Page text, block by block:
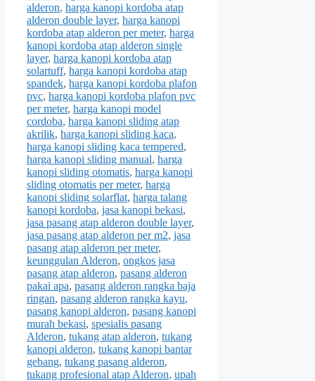
alderon, harga kanopi kordoba atap
alderon double layer, harga kanopi
kordoba atap alderon per meter, harga
kanopi kordoba atap alderon single
layer, harga kanopi kordoba atap
solartuff, harga kanopi kordoba atap
spandek, harga kanopi kordoba plafon
pvc, harga kanopi kordoba plafon pvc
per meter, harga kanopi model
cordoba, harga kanopi sliding atap
akrilik, harga kanopi sliding kaca,
harga kanopi sliding kaca tempered,
harga kanopi sliding manual, harga
kanopi sliding otomatis, harga kanopi
sliding otomatis per meter, harga
kanopi sliding solarflat, harga talang
kanopi kordoba, jasa kanopi bekasi,
jasa pasang atap alderon double layer,
jasa pasang atap alderon per m2, jasa
pasang atap alderon per meter,
keunggulan Alderon, ongkos jasa
pasang atap alderon, pasang alderon
pakai apa, pasang alderon rangka baja
ringan, pasang alderon rangka kayu,
pasang kanopi alderon, pasang kanopi
murah bekasi, spesialis pasang
Alderon, tukang atap alderon, tukang
kanopi alderon, tukang kanopi bantar
gebang, tukang pasang alderon,
tukang profesional atap Alderon, upah